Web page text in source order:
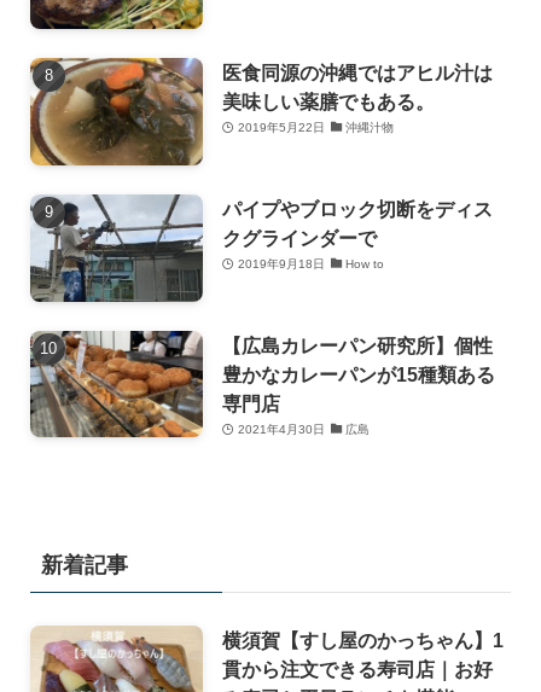
医食同源の沖縄ではアヒル汁は
美味しい薬膳でもある。
2019年5月22日 沖縄汁物
パイプやブロック切断をディス
クグラインダーで
2019年9月18日 How to
【広島カレーパン研究所】個性
豊かなカレーパンが15種類ある
専門店
2021年4月30日 広島
新着記事
横須賀【すし屋のかっちゃん】1
貫から注文できる寿司店｜お好